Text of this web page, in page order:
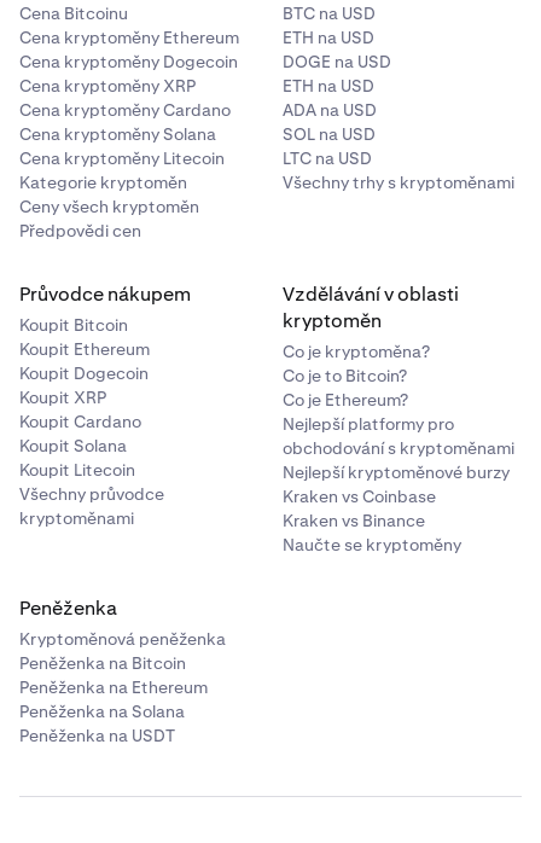
Cena Bitcoinu
Cena kryptoměny Ethereum
Cena kryptoměny Dogecoin
Cena kryptoměny XRP
Cena kryptoměny Cardano
Cena kryptoměny Solana
Cena kryptoměny Litecoin
Kategorie kryptoměn
Ceny všech kryptoměn
Předpovědi cen
BTC na USD
ETH na USD
DOGE na USD
ETH na USD
ADA na USD
SOL na USD
LTC na USD
Všechny trhy s kryptoměnami
Průvodce nákupem
Koupit Bitcoin
Koupit Ethereum
Koupit Dogecoin
Koupit XRP
Koupit Cardano
Koupit Solana
Koupit Litecoin
Všechny průvodce
kryptoměnami
Vzdělávání v oblasti
kryptoměn
Co je kryptoměna?
Co je to Bitcoin?
Co je Ethereum?
Nejlepší platformy pro
obchodování s kryptoměnami
Nejlepší kryptoměnové burzy
Kraken vs Coinbase
Kraken vs Binance
Naučte se kryptoměny
Peněženka
Kryptoměnová peněženka
Peněženka na Bitcoin
Peněženka na Ethereum
Peněženka na Solana
Peněženka na USDT